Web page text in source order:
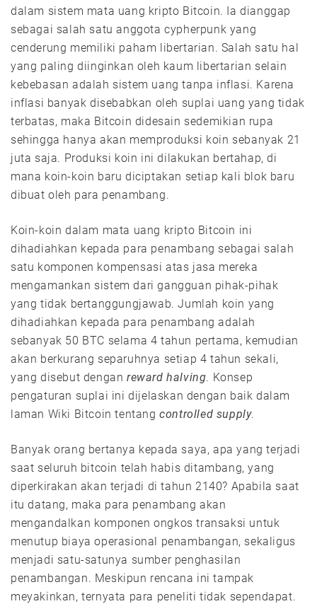
dalam sistem mata uang kripto Bitcoin. Ia dianggap
sebagai salah satu anggota cypherpunk yang
cenderung memiliki paham libertarian. Salah satu hal
yang paling diinginkan oleh kaum libertarian selain
kebebasan adalah sistem uang tanpa inflasi. Karena
inflasi banyak disebabkan oleh suplai uang yang tidak
terbatas, maka Bitcoin didesain sedemikian rupa
sehingga hanya akan memproduksi koin sebanyak 21
juta saja. Produksi koin ini dilakukan bertahap, di
mana koin-koin baru diciptakan setiap kali blok baru
dibuat oleh para penambang.
Koin-koin dalam mata uang kripto Bitcoin ini
dihadiahkan kepada para penambang sebagai salah
satu komponen kompensasi atas jasa mereka
mengamankan sistem dari gangguan pihak-pihak
yang tidak bertanggungjawab. Jumlah koin yang
dihadiahkan kepada para penambang adalah
sebanyak 50 BTC selama 4 tahun pertama, kemudian
akan berkurang separuhnya setiap 4 tahun sekali,
yang disebut denganreward halving. Konsep
pengaturan suplai ini dijelaskan dengan baik dalam
laman Wiki Bitcoin tentangcontrolled supply.
Banyak orang bertanya kepada saya, apa yang terjadi
saat seluruh bitcoin telah habis ditambang, yang
diperkirakan akan terjadi di tahun 2140? Apabila saat
itu datang, maka para penambang akan
mengandalkan komponen ongkos transaksi untuk
menutup biaya operasional penambangan, sekaligus
menjadi satu-satunya sumber penghasilan
penambangan. Meskipun rencana ini tampak
meyakinkan, ternyata para peneliti tidak sependapat.